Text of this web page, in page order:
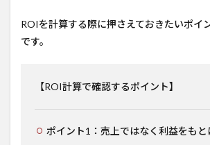
ROIを計算する際に押さえておきたいポイ
です。
【ROI計算で確認するポイント】
ポイント1：売上ではなく利益をもと